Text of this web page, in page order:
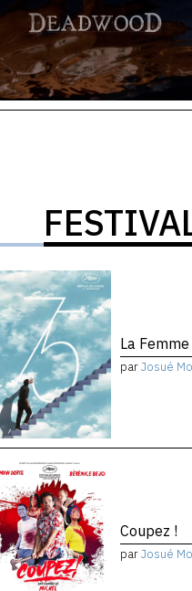
La
parJosué
Coupez !
parJosué